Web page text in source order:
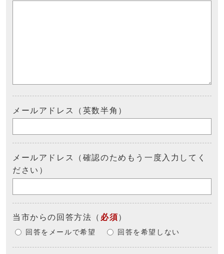
メールアドレス（英数半角）
メールアドレス（確認のためもう一度入力してく
ださい）
当市からの回答方法 （ 必須）
回答をメールで希望 回答を希望しない